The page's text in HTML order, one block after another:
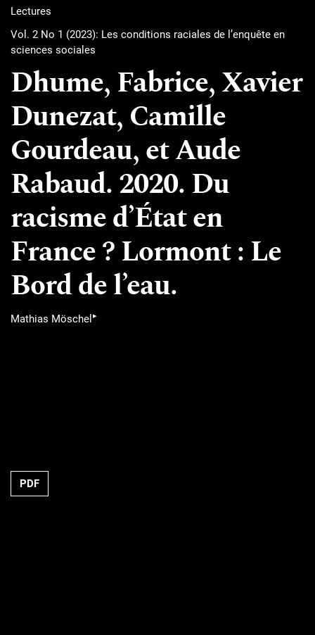
Lectures
Vol. 2 No 1 (2023): Les conditions raciales de l’enquête en
sciences sociales
Dhume, Fabrice, Xavier
Dunezat, Camille
Gourdeau, et Aude
Rabaud. 2020. Du
racisme d’État en
France ? Lormont : Le
Bord de l’eau.
Mathias Möschel ▸
PDF